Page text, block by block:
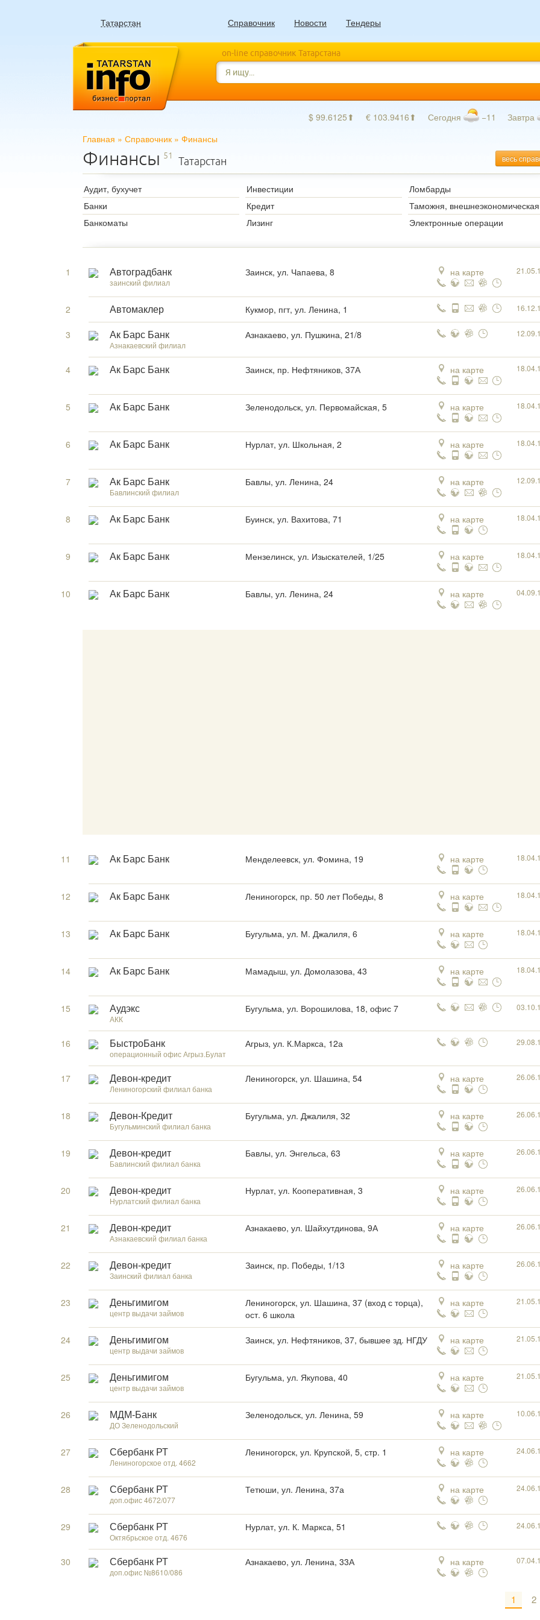
Татарстан Справочник Новости Тендеры
on-line справочник Татарстана
$ 99.6125⬆ € 103.9416⬆ Сегодня −11 Завтра
Главная » Справочник » Финансы
весь
Финансы 51 Татарстан
Аудит, бухучет
Банки
Банкоматы
Инвестиции
Кредит
Лизинг
Ломбарды
Электронные операции
1
Автоградбанк
заинский филиал
Заинск, ул. Чапаева, 8 на карте
2 Автомаклер Кукмор, пгт, ул. Ленина, 1
3
Ак Барс Банк
Азнакаевский филиал
Азнакаево, ул. Пушкина, 21/8
4 Ак Барс Банк Заинск, пр. Нефтяников, 37А на карте
5 Ак Барс Банк Зеленодольск, ул. Первомайская, 5 на карте
6 Ак Барс Банк Нурлат, ул. Школьная, 2 на карте
7
Ак Барс Банк
Бавлинский филиал
Бавлы, ул. Ленина, 24 на карте
8 Ак Барс Банк Буинск, ул. Вахитова, 71 на карте
9 Ак Барс Банк Мензелинск, ул. Изыскателей, 1/25 на карте
10 Ак Барс Банк Бавлы, ул. Ленина, 24 на карте
11 Ак Барс Банк Менделеевск, ул. Фомина, 19 на карте
12 Ак Барс Банк Лениногорск, пр. 50 лет Победы, 8 на карте
13 Ак Барс Банк Бугульма, ул. М. Джалиля, 6 на карте
14 Ак Барс Банк Мамадыш, ул. Домолазова, 43 на карте
15
Аудэкс
АКК
Бугульма, ул. Ворошилова, 18, офис 7
16
БыстроБанк
операционный офис Агрыз.Булат
Агрыз, ул. К.Маркса, 12а
17
Девон-кредит
Лениногорский филиал банка
Лениногорск, ул. Шашина, 54 на карте
18
Девон-Кредит
Бугульминский филиал банка
Бугульма, ул. Джалиля, 32 на карте
19
Девон-кредит
Бавлинский филиал банка
Бавлы, ул. Энгельса, 63 на карте
20
Девон-кредит
Нурлатский филиал банка
Нурлат, ул. Кооперативная, 3 на карте
21
Девон-кредит
Азнакаевский филиал банка
Азнакаево, ул. Шайхутдинова, 9А на карте
22
Девон-кредит
Заинский филиал банка
Заинск, пр. Победы, 1/13 на карте
23
Деньгимигом
центр выдачи займов
Лениногорск, ул. Шашина, 37 (вход с торца),
ост. 6 школа
на карте
24
Деньгимигом
центр выдачи займов
Заинск, ул. Нефтяников, 37, бывшее зд. НГДУ на карте
25
Деньгимигом
центр выдачи займов
Бугульма, ул. Якупова, 40 на карте
26
МДМ-Банк
ДО Зеленодольский
Зеленодольск, ул. Ленина, 59 на карте
27
Сбербанк РТ
Лениногорское отд. 4662
Лениногорск, ул. Крупской, 5, стр. 1 на карте
28
Сбербанк РТ
доп.офис 4672/077
Тетюши, ул. Ленина, 37а на карте
29
Сбербанк РТ
Октябрьское отд. 4676
Нурлат, ул. К. Маркса, 51
30
Сбербанк РТ
доп.офис №8610/086
Азнакаево, ул. Ленина, 33А на карте
1 2